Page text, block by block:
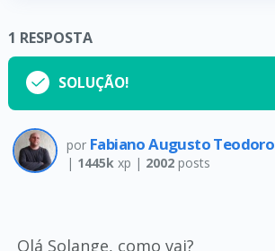
1 RESPOSTA
SOLUÇÃO!
por Fabiano Augusto Teodoro
| 1445kxp | 2002posts
Olá Solange, como vai?